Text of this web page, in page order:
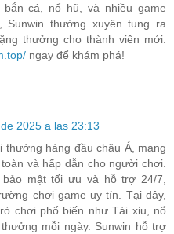
cá, nổ hũ, và nhiều game
Sunwin thường xuyên tung ra
thưởng cho thành viên mới.
ngay để khám phá!
2025 a las 23:13
thưởng hàng đầu châu Á, mang
và hấp dẫn cho người chơi.
mật tối ưu và hỗ trợ 24/7,
chơi game uy tín. Tại đây,
chơi phổ biến như Tài xỉu, nổ
mỗi ngày. Sunwin hỗ trợ